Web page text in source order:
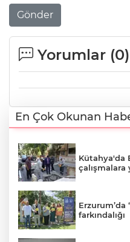
Gönder
Yorumlar (0)
En Çok Okunan
Kütahya'da
çalışmalara
Erzurum’da
farkındalığı